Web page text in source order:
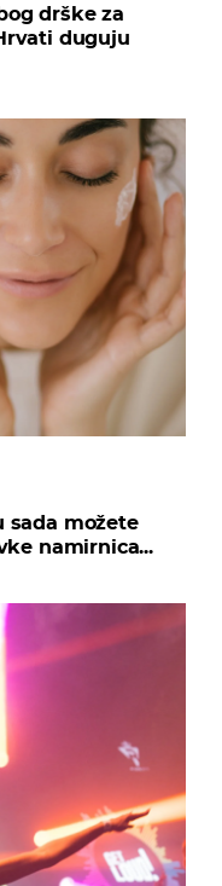
drške za
duguju
sada možete
namirnica...